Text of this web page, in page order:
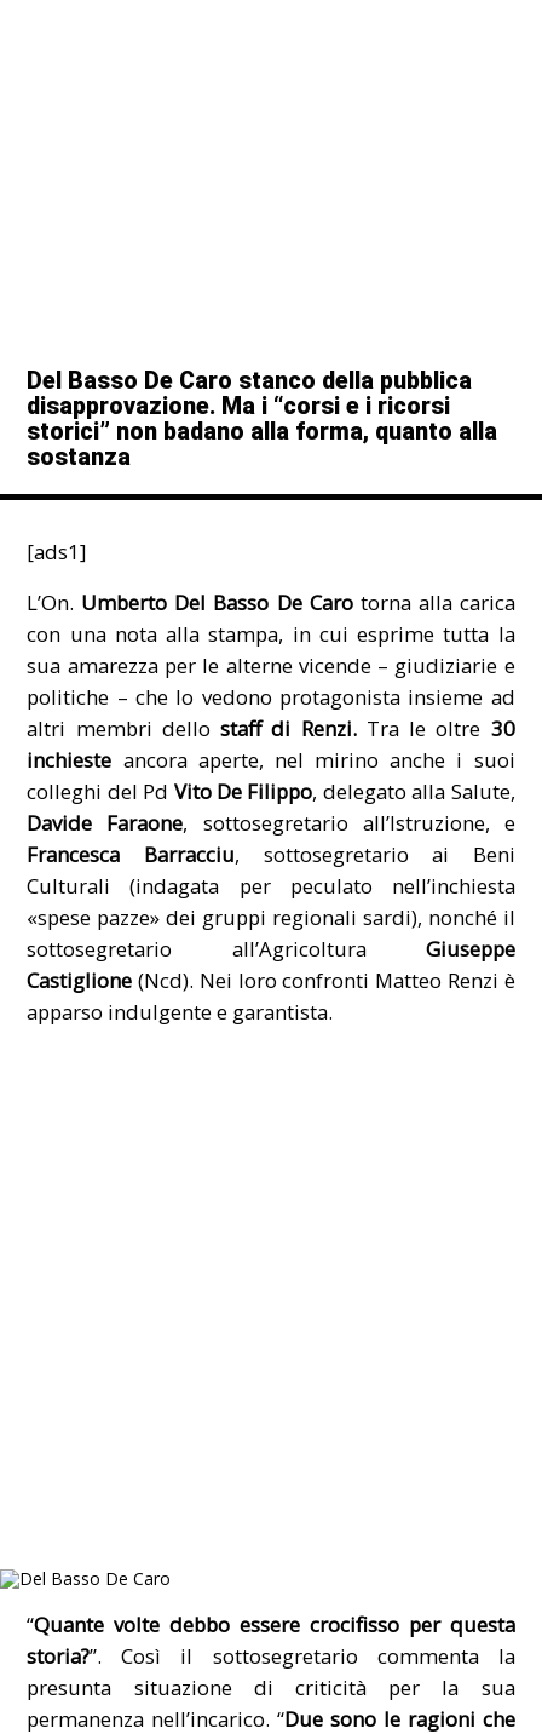
Del Basso De Caro stanco della pubblica
disapprovazione. Ma i “corsi e i ricorsi
storici” non badano alla forma, quanto alla
sostanza
[ads1]
L’On. Umberto Del Basso De Carotorna alla carica
con una nota alla stampa, in cui esprime tutta la
sua amarezza per le alterne vicende – giudiziarie e
politiche – che lo vedono protagonista insieme ad
altri membri dello staff di Renzi.Tra le oltre 30
inchieste ancora aperte, nel mirino anche i suoi
colleghi del Pd Vito De Filippo, delegato alla Salute,
Davide Faraone, sottosegretario all’Istruzione, e
Francesca Barracciu, sottosegretario ai Beni
Culturali (indagata per peculato nell’inchiesta
«spese pazze» dei gruppi regionali sardi), nonché il
sottosegretario all’AgricolturaGiuseppe
Castiglione(Ncd). Nei loro confronti Matteo Renzi è
apparso indulgente e garantista.
“Quante volte debbo essere crocifisso per questa
storia?”. Così il sottosegretario commenta la
presunta situazione di criticità per la sua
permanenza nell’incarico. “Due sono le ragioni che